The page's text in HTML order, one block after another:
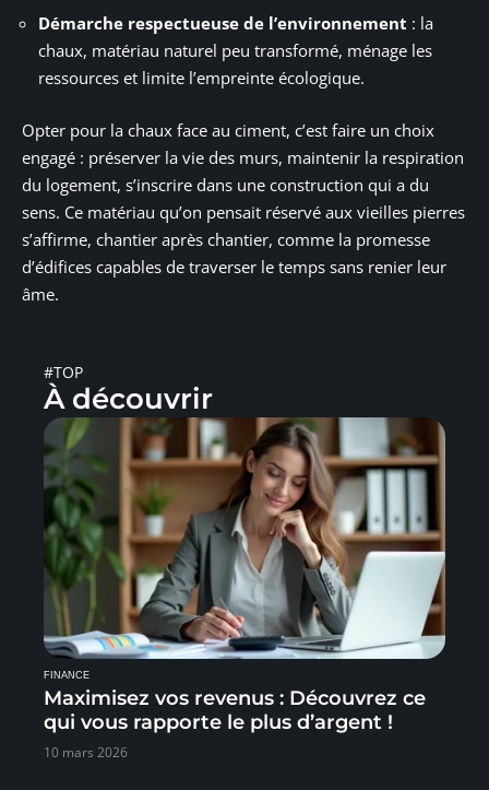
Démarche respectueuse de l’environnement : la
chaux, matériau naturel peu transformé, ménage les
ressources et limite l’empreinte écologique.
Opter pour la chaux face au ciment, c’est faire un choix
engagé : préserver la vie des murs, maintenir la respiration
du logement, s’inscrire dans une construction qui a du
sens. Ce matériau qu’on pensait réservé aux vieilles pierres
s’affirme, chantier après chantier, comme la promesse
d’édifices capables de traverser le temps sans renier leur
âme.
#TOP
À découvrir
FINANCE
Maximisez vos revenus : Découvrez ce
qui vous rapporte le plus d’argent !
10 mars 2026